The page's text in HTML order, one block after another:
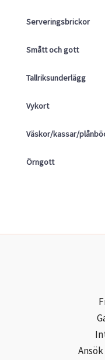
Serveringsbrickor
Smått och gott
Tallriksunderlägg
Vykort
Väskor/kassar/
Örngott